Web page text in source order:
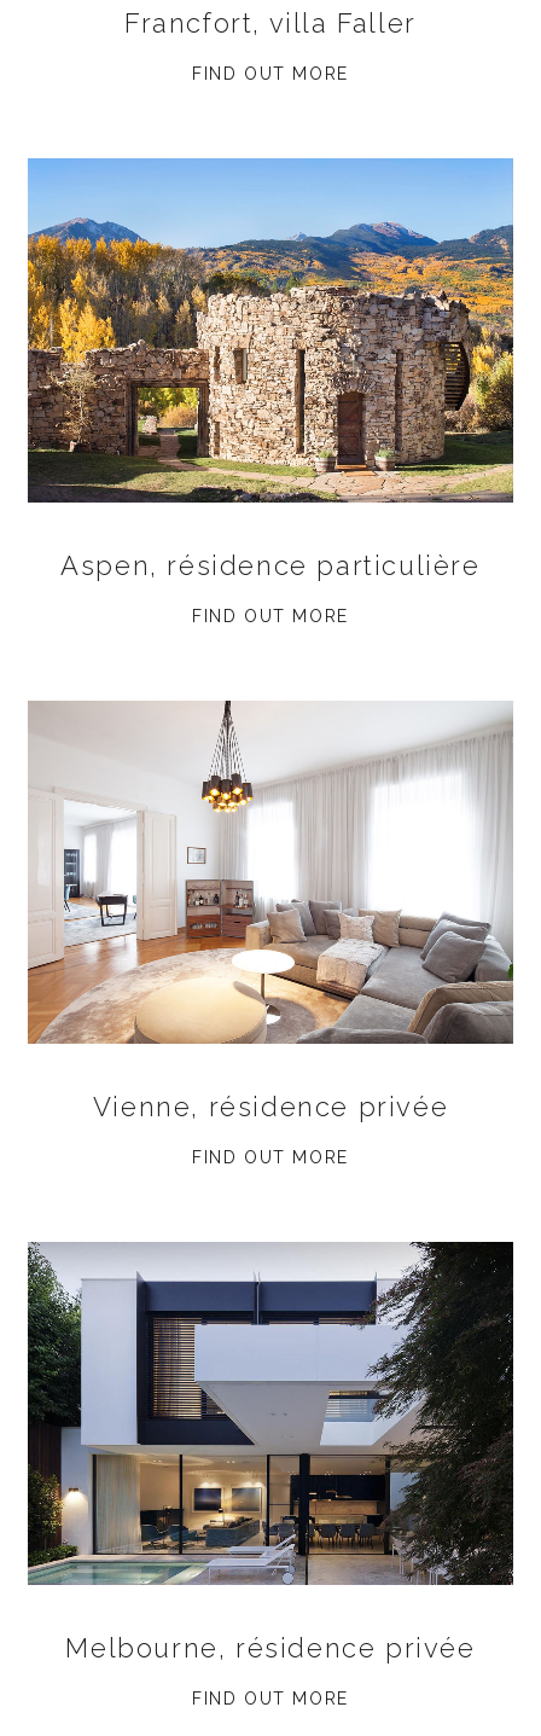
Francfort, villa Faller
FIND OUT MORE
Aspen, résidence particulière
FIND OUT MORE
Vienne, résidence privée
FIND OUT MORE
Melbourne, résidence privée
FIND OUT MORE